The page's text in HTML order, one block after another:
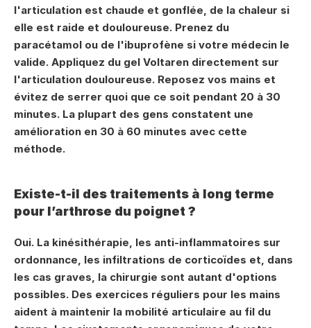
l'articulation est chaude et gonflée, de la chaleur si
elle est raide et douloureuse. Prenez du
paracétamol ou de l'ibuprofène si votre médecin le
valide. Appliquez du gel Voltaren directement sur
l'articulation douloureuse. Reposez vos mains et
évitez de serrer quoi que ce soit pendant 20 à 30
minutes. La plupart des gens constatent une
amélioration en 30 à 60 minutes avec cette
méthode.
Existe-t-il des traitements à long terme
pour l’arthrose du poignet ?
Oui. La kinésithérapie, les anti-inflammatoires sur
ordonnance, les infiltrations de corticoïdes et, dans
les cas graves, la chirurgie sont autant d'options
possibles. Des exercices réguliers pour les mains
aident à maintenir la mobilité articulaire au fil du